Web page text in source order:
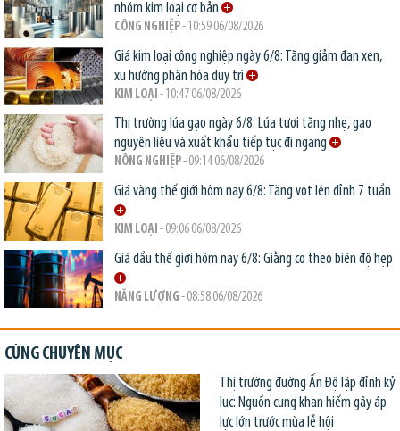
nhóm kim loại cơ bản
CÔNG NGHIỆP- 10:59 06/08/2026
Giá kim loại công nghiệp ngày 6/8: Tăng giảm đan xen,
xu hướng phân hóa duy trì
KIM LOẠI - 10:47 06/08/2026
Thị trường lúa gạo ngày 6/8: Lúa tươi tăng nhẹ, gạo
nguyên liệu và xuất khẩu tiếp tục đi ngang
NÔNG NGHIỆP- 09:14 06/08/2026
Giá vàng thế giới hôm nay 6/8: Tăng vọt lên đỉnh 7 tuần
KIM LOẠI - 09:06 06/08/2026
Giá dầu thế giới hôm nay 6/8: Giằng co theo biên độ hẹp
NĂNG LƯỢNG - 08:58 06/08/2026
CÙNG CHUYÊN MỤC
Thị trường đường Ấn Độ lập đỉnh kỷ
lục: Nguồn cung khan hiếm gây áp
lực lớn trước mùa lễ hội